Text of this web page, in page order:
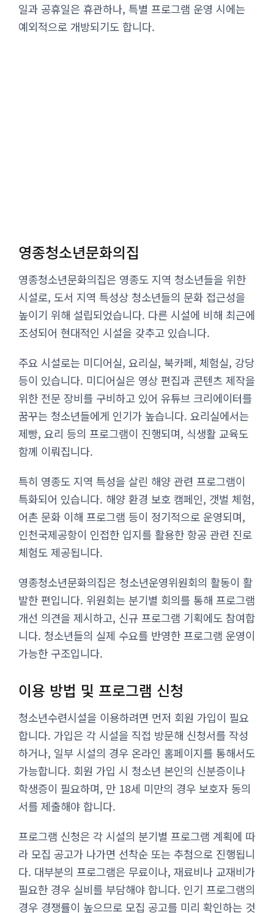
일과 공휴일은 휴관하나, 특별 프로그램 운영 시에는
예외적으로 개방되기도 합니다.
영종청소년문화의집
영종청소년문화의집은 영종도 지역 청소년들을 위한
시설로, 도서 지역 특성상 청소년들의 문화 접근성을
높이기 위해 설립되었습니다. 다른 시설에 비해 최근에
조성되어 현대적인 시설을 갖추고 있습니다.
주요 시설로는 미디어실, 요리실, 북카페, 체험실, 강당
등이 있습니다. 미디어실은 영상 편집과 콘텐츠 제작을
위한 전문 장비를 구비하고 있어 유튜브 크리에이터를
꿈꾸는 청소년들에게 인기가 높습니다. 요리실에서는
제빵, 요리 등의 프로그램이 진행되며, 식생활 교육도
함께 이뤄집니다.
특히 영종도 지역 특성을 살린 해양 관련 프로그램이
특화되어 있습니다. 해양 환경 보호 캠페인, 갯벌 체험,
어촌 문화 이해 프로그램 등이 정기적으로 운영되며,
인천국제공항이 인접한 입지를 활용한 항공 관련 진로
체험도 제공됩니다.
영종청소년문화의집은 청소년운영위원회의 활동이 활
발한 편입니다. 위원회는 분기별 회의를 통해 프로그램
개선 의견을 제시하고, 신규 프로그램 기획에도 참여합
니다. 청소년들의 실제 수요를 반영한 프로그램 운영이
가능한 구조입니다.
이용 방법 및 프로그램 신청
청소년수련시설을 이용하려면 먼저 회원 가입이 필요
합니다. 가입은 각 시설을 직접 방문해 신청서를 작성
하거나, 일부 시설의 경우 온라인 홈페이지를 통해서도
가능합니다. 회원 가입 시 청소년 본인의 신분증이나
학생증이 필요하며, 만 18세 미만의 경우 보호자 동의
서를 제출해야 합니다.
프로그램 신청은 각 시설의 분기별 프로그램 계획에 따
라 모집 공고가 나가면 선착순 또는 추첨으로 진행됩니
다. 대부분의 프로그램은 무료이나, 재료비나 교재비가
필요한 경우 실비를 부담해야 합니다. 인기 프로그램의
경우 경쟁률이 높으므로 모집 공고를 미리 확인하는 것